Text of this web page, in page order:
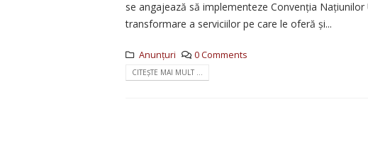
se angajează să implementeze Convenția
transformare a serviciilor pe care le oferă și...
Anunțuri 0 Comments
CITEȘTE MAI MULT ...